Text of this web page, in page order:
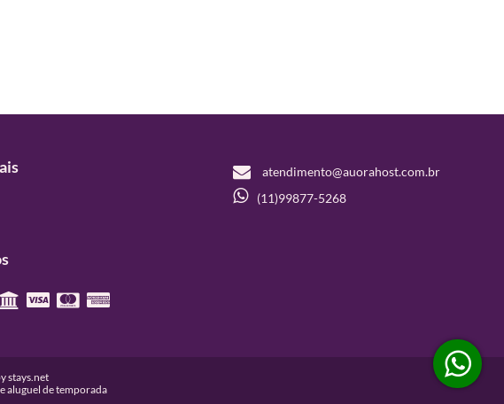
atendimento@auorahost.com.br
(11)99877-5268
stays.net
aluguel de temporada